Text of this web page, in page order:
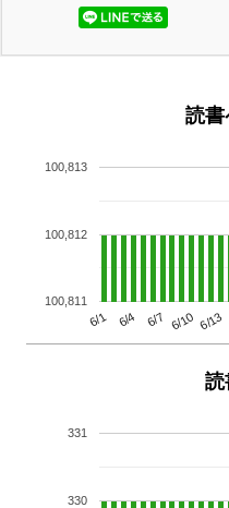
読書
6/1 6/4 6/7 6/10 6/13
100,811
100,812
100,813
読
330
331